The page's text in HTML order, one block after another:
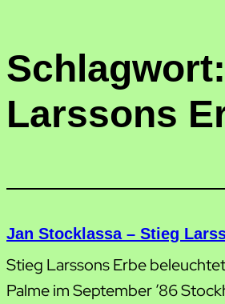
Schlagwort:
Larssons
Jan Stocklassa – Stieg
Stieg Larssons Erbe
Palme im September ’86